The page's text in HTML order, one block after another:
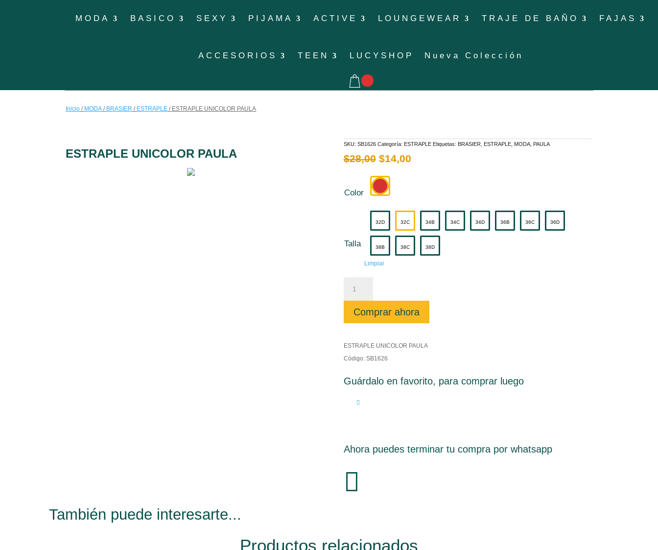
MODA BASICO SEXY PIJAMA ACTIVE LOUNGEWEAR TRAJE DE BAÑO FAJAS
ACCESORIOS TEEN LUCYSHOP Nueva Colección
Inicio / MODA / BRASIER / ESTRAPLE / ESTRAPLE UNICOLOR PAULA
ESTRAPLE UNICOLOR PAULA
SKU: SB1626 Categoría: ESTRAPLE Etiquetas: BRASIER ESTRAPLE, MODA, PAULA
$28,00 El
precio
original
$28,00.
$14,00El
precio
Color
Talla
32D 32C 34B 34C 34D 36B 36C 36D
38B 38C 38D
Limpiar
PAULA
cantidad
Comprar ahora
ESTRAPLE UNICOLOR PAULA
Código: SB1626
Guárdalo en favorito, para comprar luego
Ahora puedes terminar tu compra por whatsapp

También puede interesarte...
Productos relacionados